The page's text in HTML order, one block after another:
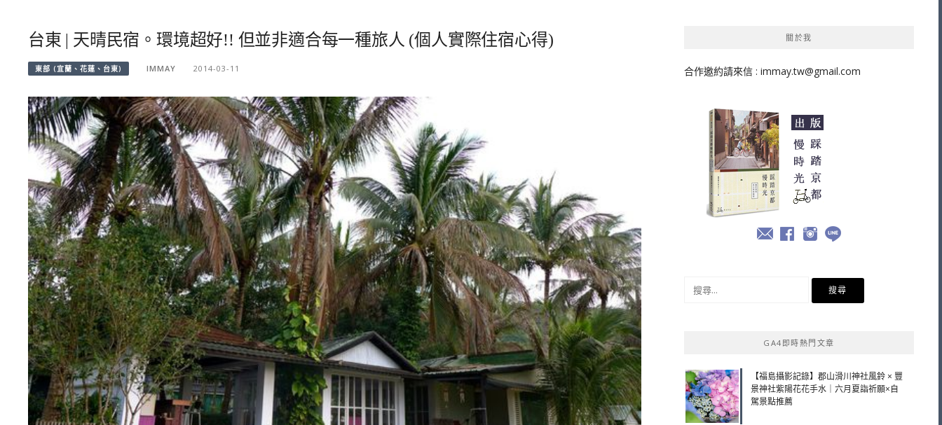
台東 | 天晴民宿。環境超好!! 但並非適合每一種旅人 (個人實際住宿心得)
東部 (宜蘭、花蓮、台東) IMMAY 2014-03-11
關於我
合作邀約請來信 : immay.tw@gmail.com
GA4即時熱門文章
【福島攝影記錄】郡山滑川神社風鈴 × 豐
景神社紫陽花花手水｜六月夏詣祈願×自
駕景點推薦